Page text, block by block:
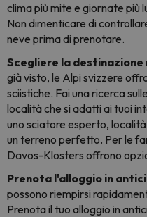
clima più mite e giornate più
Non dimenticare di
neve prima di prenotare.
Scegliere la
già visto, le Alpi svizzere
sciistiche. Fai una ricerca
località che si adatti ai tuoi
uno sciatore esperto,
un terreno perfetto. Per le
Davos-Klosters offrono
Prenota l'alloggio in
possono riempirsi
Prenota il tuo alloggio in